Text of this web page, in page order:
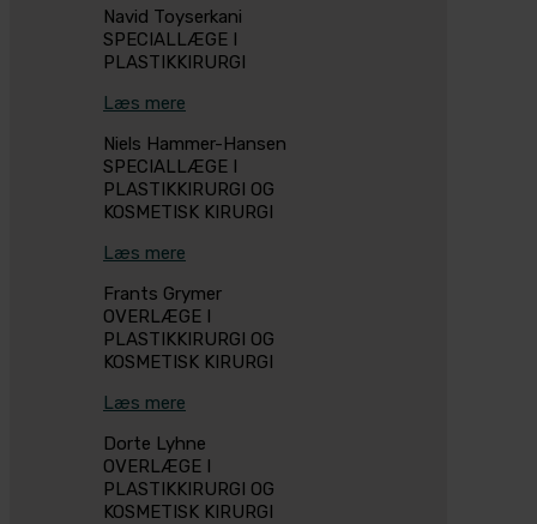
Navid Toyserkani
SPECIALLÆGE I
PLASTIKKIRURGI
Læs mere
Niels Hammer-Hansen
SPECIALLÆGE I
PLASTIKKIRURGI OG
KOSMETISK KIRURGI
Læs mere
Frants Grymer
OVERLÆGE I
PLASTIKKIRURGI OG
KOSMETISK KIRURGI
Læs mere
Dorte Lyhne
OVERLÆGE I
PLASTIKKIRURGI OG
KOSMETISK KIRURGI